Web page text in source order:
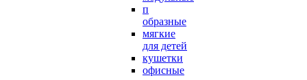
п
образные
мягкие
для детей
кушетки
офисные